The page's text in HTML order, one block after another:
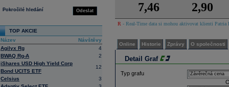
Odeslat
Pokročilé hledání
TOP AKCIE
Název
Návštěvy
Agilyx Rg
4
BWAQ Rg-A
2
iShares USD High Yield Corp
Bond UCITS ETF
12
Celsius
3
7,46 2,90
R - Real-Time data si mohou aktivovat klienti
Online Historie Zprávy O společnosti
Detail Graf
Typ grafu